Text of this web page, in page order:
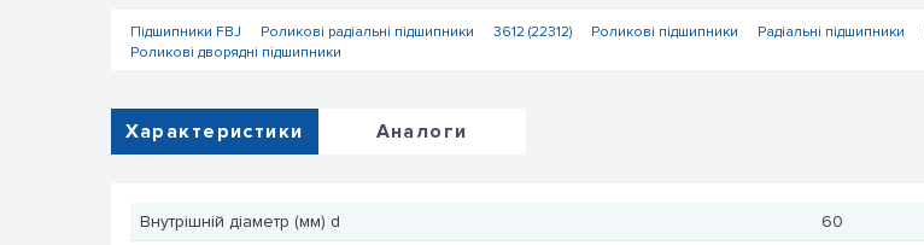
Підшипники FBJ Роликові радіальні підшипники 3612 (22312) Роликові підшипники Радіальні підшипники
Роликові дворядні підшипники
Характеристики Аналоги
Внутрішній діаметр (мм) d
60